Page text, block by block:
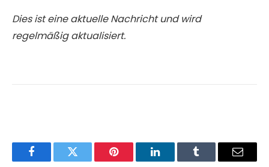
Dies ist eine aktuelle Nachricht und wird
regelmäßig aktualisiert.
FacebookTwitter Pinterest LinkedInTumblr Email